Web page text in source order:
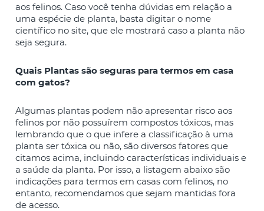
aos felinos. Caso você tenha dúvidas em relação a
uma espécie de planta, basta digitar o nome
científico no site, que ele mostrará caso a planta não
seja segura.
Quais Plantas são seguras para termos em casa
com gatos?
Algumas plantas podem não apresentar risco aos
felinos por não possuírem compostos tóxicos, mas
lembrando que o que infere a classificação à uma
planta ser tóxica ou não, são diversos fatores que
citamos acima, incluindo características individuais e
a saúde da planta. Por isso, a listagem abaixo são
indicações para termos em casas com felinos, no
entanto, recomendamos que sejam mantidas fora
de acesso.